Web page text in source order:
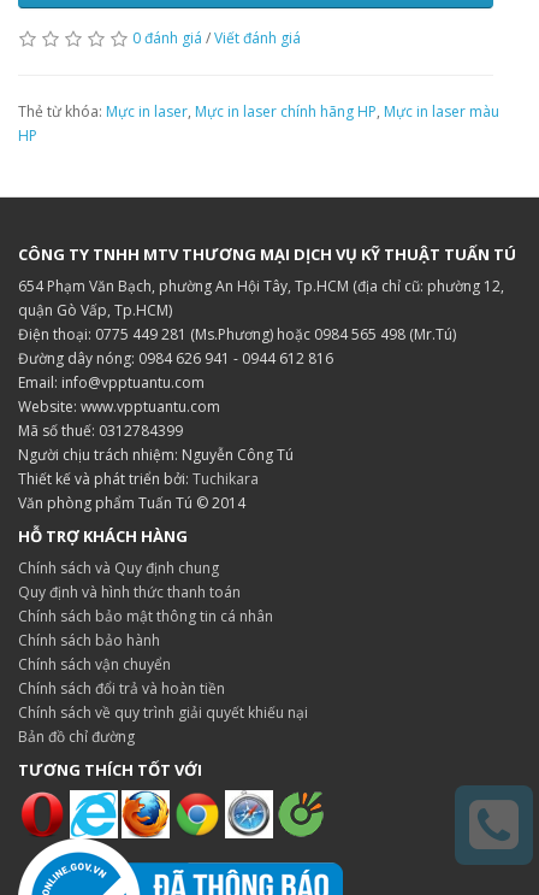
0 đánh giá /Viết đánh giá
Thẻ từ khóa: Mực in laser, Mực in laser chính hãng HP, Mực in laser màu
HP
CÔNG TY TNHH MTV THƯƠNG MẠI DỊCH VỤ KỸ THUẬT TUẤN TÚ
654 Phạm Văn Bạch, phường An Hội Tây, Tp.HCM (địa chỉ cũ: phường 12,
quận Gò Vấp, Tp.HCM)
Điện thoại: 0775 449 281 (Ms.Phương) hoặc 0984 565 498 (Mr.Tú)
Đường dây nóng: 0984 626 941 - 0944 612 816
Email: info@vpptuantu.com
Website: www.vpptuantu.com
Mã số thuế: 0312784399
Người chịu trách nhiệm: Nguyễn Công Tú
Thiết kế và phát triển bởi: Tuchikara
Văn phòng phẩm Tuấn Tú © 2014
HỖ TRỢ KHÁCH HÀNG
Chính sách và Quy định chung
Quy định và hình thức thanh toán
Chính sách bảo mật thông tin cá nhân
Chính sách bảo hành
Chính sách vận chuyển
Chính sách đổi trả và hoàn tiền
Chính sách về quy trình giải quyết khiếu nại
Bản đồ chỉ đường
TƯƠNG THÍCH TỐT VỚI